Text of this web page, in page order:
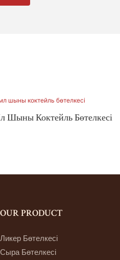
Шыны Коктейль Бөтелкесі
OUR PRODUCT
Ликер Бөтелкесі
Сыра Бөтелкесі